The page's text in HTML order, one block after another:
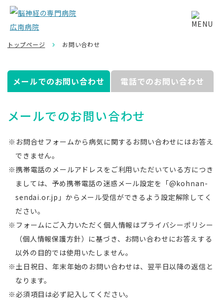
トップページ お問い合わせ
メールでのお問い合わせ 電話でのお問い合わせ
メールでのお問い合わせ
お問合せフォームから病気に関するお問い合わせにはお答え
できません。
携帯電話のメールアドレスをご利用いただいている方につき
ましては、予め携帯電話の迷惑メール設定を「@kohnan-
sendai.or.jp」からメール受信ができるよう設定解除してく
ださい。
フォームにご入力いただく個人情報はプライバシーポリシー
（個人情報保護方針）に基づき、お問い合わせにお答えする
以外の目的では使用いたしません。
土日祝日、年末年始のお問い合わせは、翌平日以降の返信と
なります。
必須項目は必ず記入してください。